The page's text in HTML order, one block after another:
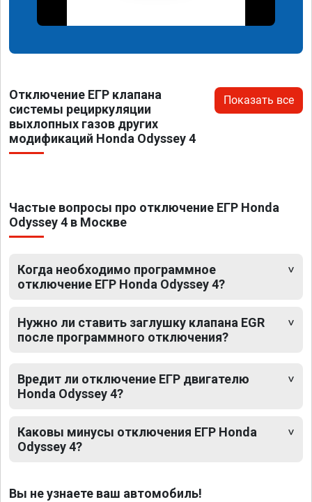
Отключение ЕГР клапана
системы рециркуляции
выхлопных газов других
модификаций Honda Odyssey 4
Показать все
Частые вопросы про отключение ЕГР Honda
Odyssey 4 в Москве
Когда необходимо программное
отключение ЕГР Honda Odyssey 4?
Нужно ли ставить заглушку клапана EGR
после программного отключения?
Вредит ли отключение ЕГР двигателю
Honda Odyssey 4?
Каковы минусы отключения ЕГР Honda
Odyssey 4?
Вы не узнаете ваш автомобиль!